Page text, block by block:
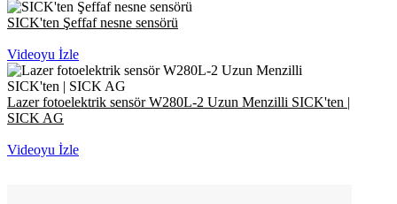
SICK'ten Şeffaf nesne sensörü
Videoyu İzle
Lazer fotoelektrik sensör W280L-2 Uzun Menzilli SICK'ten |
SICK AG
Videoyu İzle